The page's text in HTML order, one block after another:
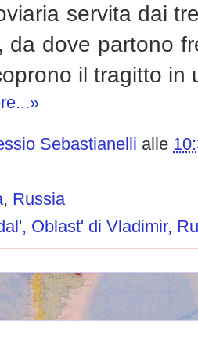
servita dai
da dove partono
il tragitto in
Sebastianelli alle
, Russia
Oblast' di Vladimir,